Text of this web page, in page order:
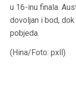
u 16-inu finala.
dovoljan i bod,
pobjeda.
(Hina/Foto: pxll)